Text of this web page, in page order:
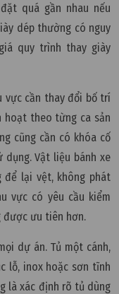
quá gần nhau nếu
dép thường có nguy
quy trình thay giày
vực cần thay đổi bố trí
hoạt theo từng ca sản
cũng cần có khóa cố
Vật liệu bánh xe
để lại vệt, không phát
vực có yêu cầu kiểm
được ưu tiên hơn.
dự án. Tủ một cánh,
lỗ, inox hoặc sơn tĩnh
là xác định rõ tủ dùng